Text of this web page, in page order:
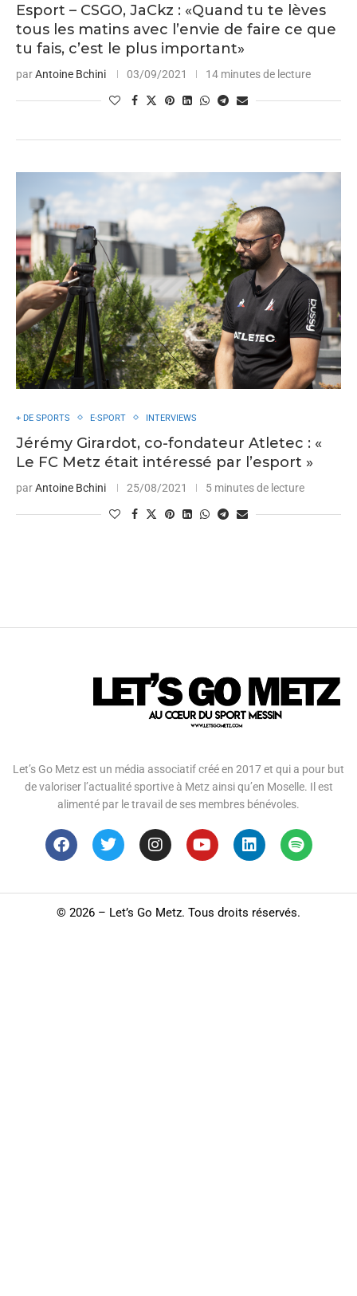
Esport – CSGO, JaCkz : «Quand tu te lèves
tous les matins avec l’envie de faire ce que
tu fais, c’est le plus important»
parAntoine Bchini 03/09/2021 14 minutes de lecture
+ DE SPORTS E-SPORT INTERVIEWS
Jérémy Girardot, co-fondateur Atletec : «
Le FC Metz était intéressé par l’esport »
parAntoine Bchini 25/08/2021 5 minutes de lecture
Let’s Go Metz est un média associatif créé en 2017 et qui a pour but
de valoriser l’actualité sportive à Metz ainsi qu’en Moselle. Il est
alimenté par le travail de ses membres bénévoles.
© 2026 – Let’s Go Metz. Tous droits réservés.